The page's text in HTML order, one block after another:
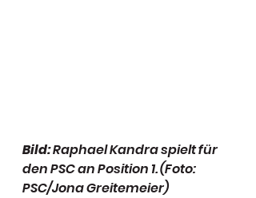
Bild: Raphael Kandra spielt für
den PSC an Position 1. (Foto:
PSC/Jona Greitemeier)